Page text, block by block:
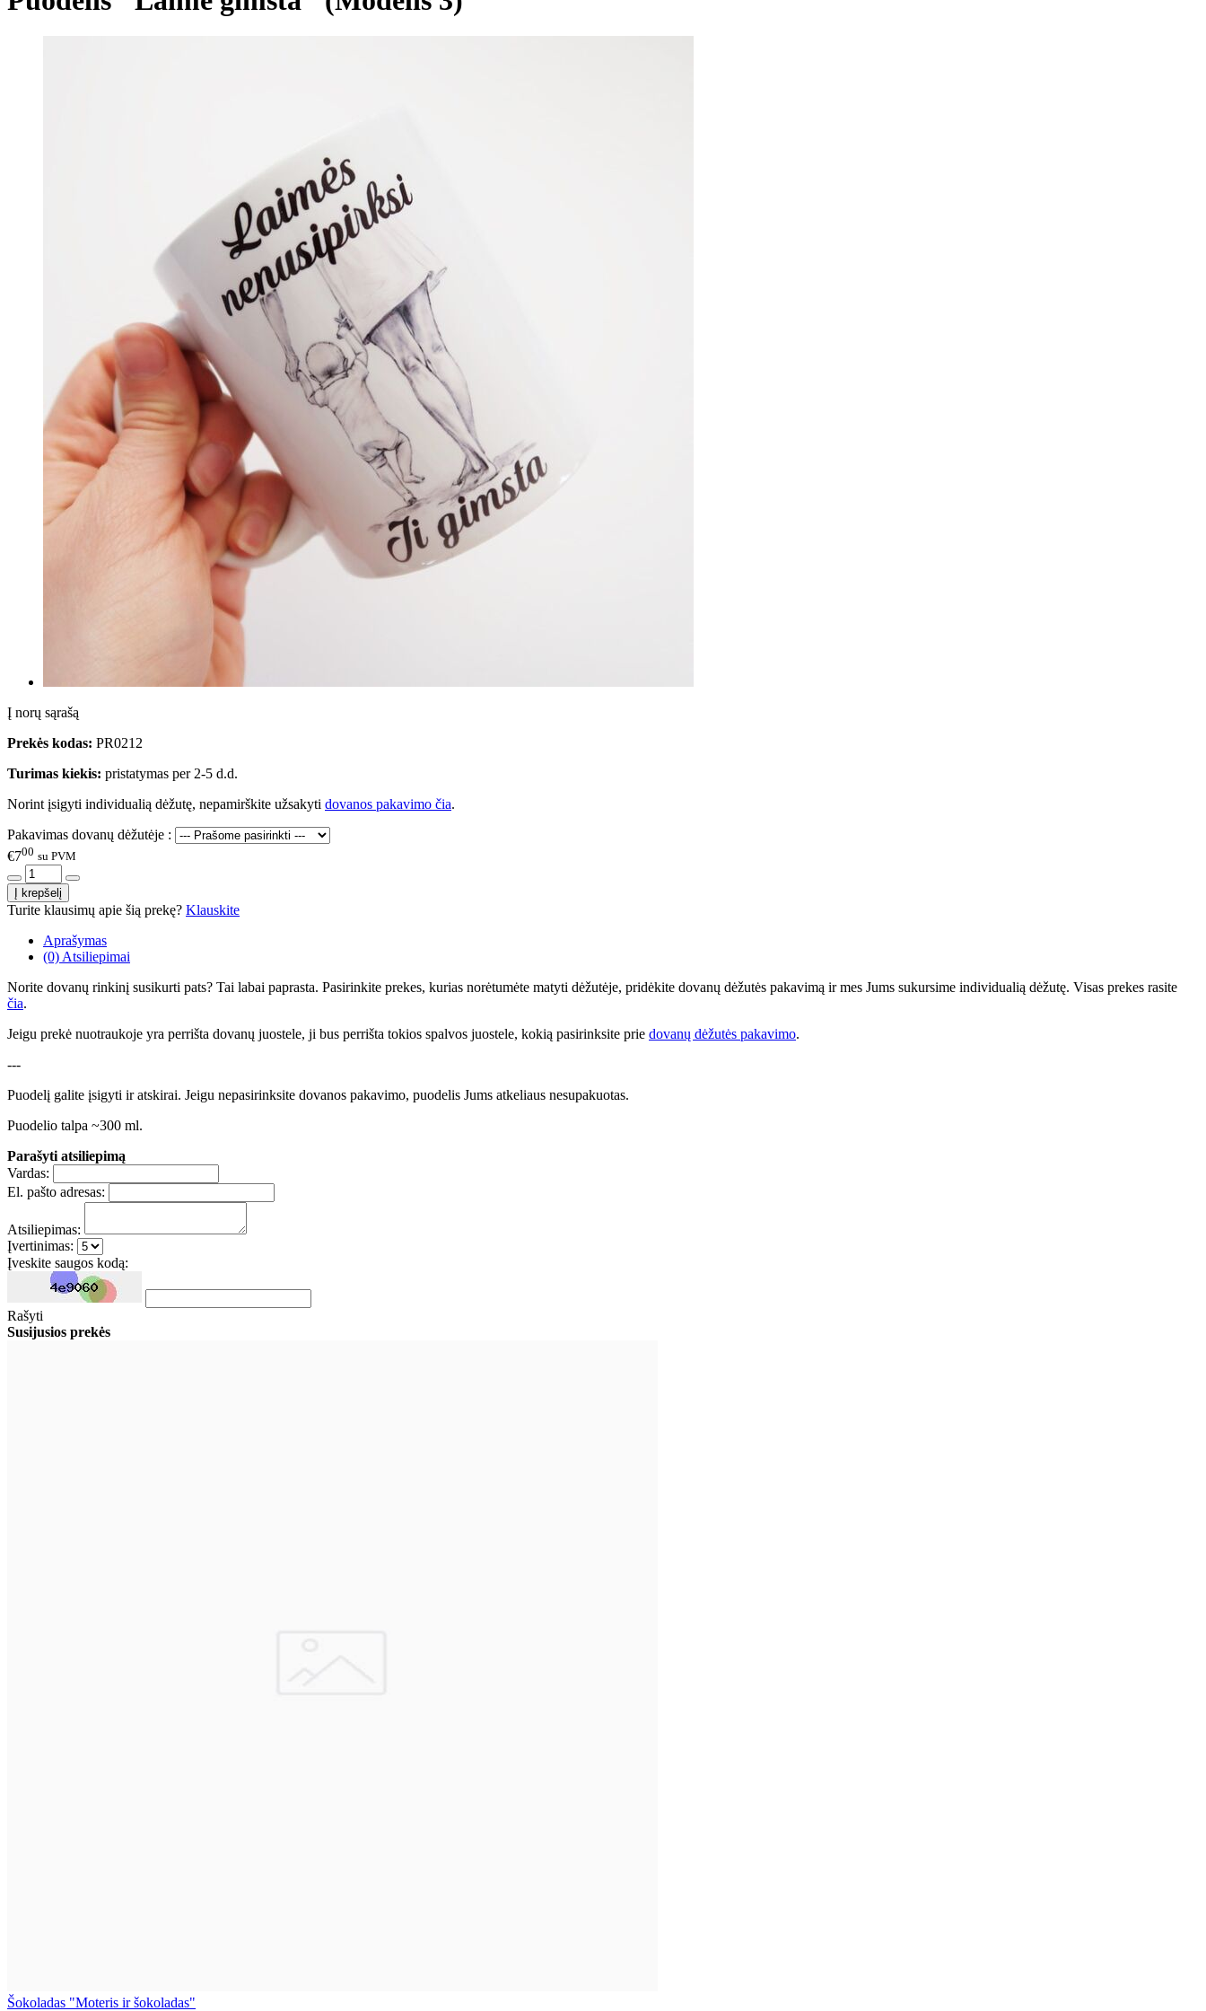
Į norų sąrašą
Prekės kodas: PR0212
Turimas kiekis: pristatymas per 2-5 d.d.
Norint įsigyti individualią dėžutę, nepamirškite užsakyti dovanos pakavimo čia.
Pakavimas dovanų dėžutėje :
€700 su PVM
Turite klausimų apie šią prekę? Klauskite
Aprašymas
(0) Atsiliepimai
Norite dovanų rinkinį susikurti pats? Tai labai paprasta. Pasirinkite prekes, kurias norėtumėte matyti dėžutėje, pridėkite dovanų dėžutės pakavimą ir mes Jums sukursime individualią dėžutę. Visas prekes rasite
čia.
Jeigu prekė nuotraukoje yra perrišta dovanų juostele, ji bus perrišta tokios spalvos juostele, kokią pasirinksite prie dovanų dėžutės pakavimo.
---
Puodelį galite įsigyti ir atskirai. Jeigu nepasirinksite dovanos pakavimo, puodelis Jums atkeliaus nesupakuotas.
Puodelio talpa ~300 ml.
Parašyti atsiliepimą
Vardas:
El. pašto adresas:
Atsiliepimas:
Įvertinimas:
Įveskite saugos kodą:
Rašyti
Susijusios prekės
Šokoladas "Moteris ir šokoladas"